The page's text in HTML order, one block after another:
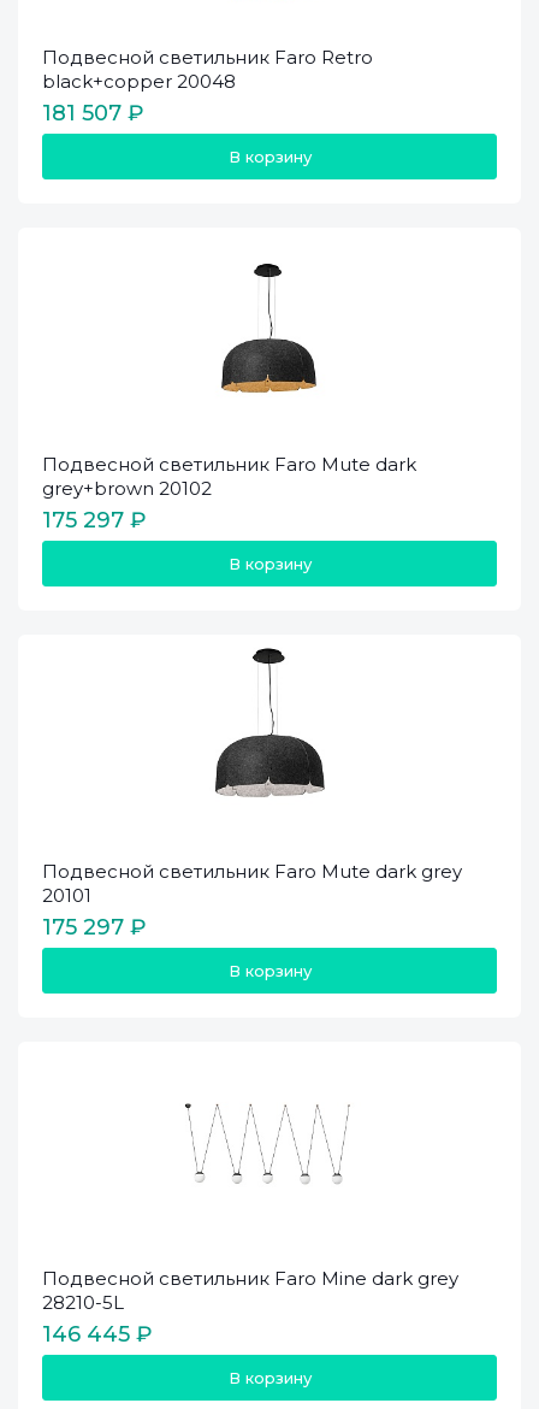
Подвесной светильник Faro Retro
black+copper 20048
181 507 ₽
В корзину
Подвесной светильник Faro Mute dark
grey+brown 20102
175 297 ₽
В корзину
Подвесной светильник Faro Mute dark grey
20101
175 297 ₽
В корзину
Подвесной светильник Faro Mine dark grey
28210-5L
146 445 ₽
В корзину